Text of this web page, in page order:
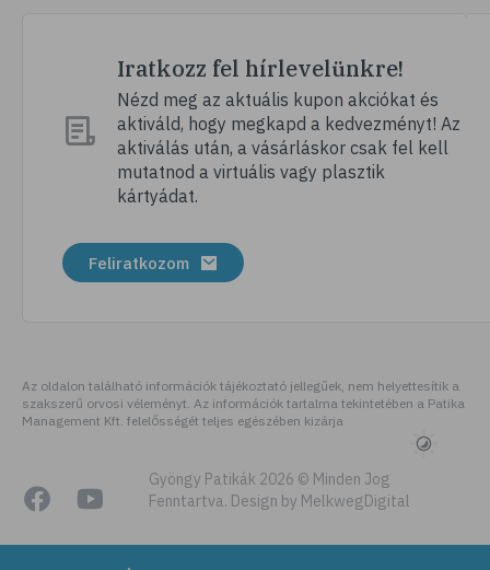
# vérnyomáscsökkentés
# megfázás
# influenza
# fertőző betegségek
# köhögés
# immunerősítés
# kézmosás
# szépségápolás
# bőrápolás
Iratkozz fel hírlevelünkre!
Nézd meg az aktuális kupon akciókat és
aktiváld, hogy megkapd a kedvezményt! Az
aktiválás után, a vásárláskor csak fel kell
mutatnod a virtuális vagy plasztik
kártyádat.
Feliratkozom
Az oldalon található információk tájékoztató jellegűek, nem helyettesítik a
szakszerű orvosi véleményt. Az információk tartalma tekintetében a Patika
Management Kft. felelősségét teljes egészében kizárja
Gyöngy Patikák 2026 © Minden Jog
Fenntartva. Design by MelkwegDigital